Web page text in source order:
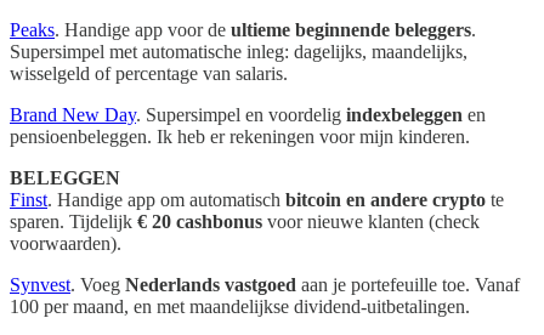
Peaks. Handige app voor de ultieme beginnende beleggers.
Supersimpel met automatische inleg: dagelijks, maandelijks,
wisselgeld of percentage van salaris.
Brand New Day. Supersimpel en voordelig indexbeleggen en
pensioenbeleggen. Ik heb er rekeningen voor mijn kinderen.
BELEGGEN
Finst. Handige app om automatisch bitcoin en andere crypto te
sparen. Tijdelijk € 20 cashbonus voor nieuwe klanten (check
voorwaarden).
Synvest. Voeg Nederlands vastgoed aan je portefeuille toe. Vanaf
100 per maand, en met maandelijkse dividend-uitbetalingen.